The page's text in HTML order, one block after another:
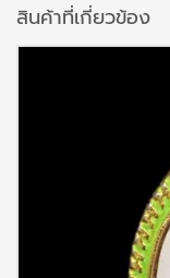
สินค้าที่เกี่ยวข้อง